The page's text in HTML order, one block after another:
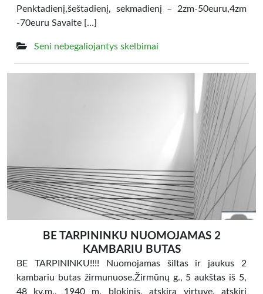
Penktadienį,šeštadienį, sekmadienį – 2zm-50euru,4zm
-70euru Savaite […]
Seni nebegaliojantys skelbimai
BE TARPININKU NUOMOJAMAS 2
KAMBARIU BUTAS
BE TARPININKU!!!! Nuomojamas šiltas ir jaukus 2
kambariu butas žirmunuose.Žirmūnų g., 5 aukštas iš 5,
48 kv.m., 1940 m. blokinis, atskira virtuve, atskiri